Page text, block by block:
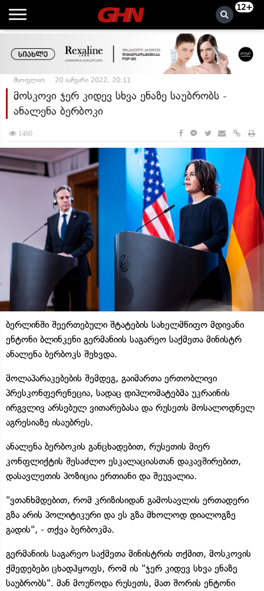
12+
მსოფლიო 20 იანვარი 2022, 20:11
მოსკოვი ჯერ კიდევ სხვა ენაზე საუბრობს -
ანალენა ბერბოკი
1460
ბერლინში შეერთებული შტატების სახელმწიფო მდივანი
ენტონი ბლინკენი გერმანიის საგარეო საქმეთა მინისტრ
ანალენა ბერბოკს შეხვდა.
მოლაპარაკებების შემდეგ, გაიმართა ერთობლივი
პრესკონფერენეცია, სადაც დიპლომატებმა უკრაინის
ირგვლივ არსებულ ვითარებასა და რუსეთს მოსალოდნელ
აგრესიაზე ისაუბრეს.
ანალენა ბერბოკის განცხადებით, რუსეთის მიერ
კონფლიქტის შესაძლო ესკალაციასთან დაკავშირებით,
დასავლეთის პოზიცია ერთიანი და შეუვალია.
"ვთანხმდებით, რომ კრიზისიდან გამოსავლის ერთადერი
გზა არის პოლიტიკური და ეს გზა მხოლოდ დიალოგზე
გადის", - თქვა ბერბოკმა.
გერმანიის საგარეო საქმეთა მინისტრის თქმით, მოსკოვის
ქმედებები ცხადჰყოფს, რომ ის "ჯერ კიდევ სხვა ენაზე
საუბრობს". მან მოუწოდა რუსეთს, მათ შორის ენტონი